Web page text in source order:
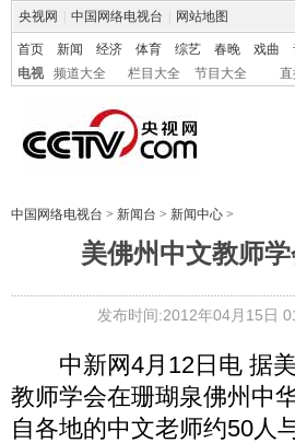
央视网 中国网络电视台 网站地图
首页 新闻 经济 体育 综艺 春晚 戏曲
电视
频道大全 栏目大全 节目大全 直
中国网络电视台 > 新闻台 > 新闻中心 >
美佛州中文教师
发布时间:2012年04月15日
中新网4月12日电 据美
教师学会在珊瑚泉佛州中
自各地的中文老师约50人